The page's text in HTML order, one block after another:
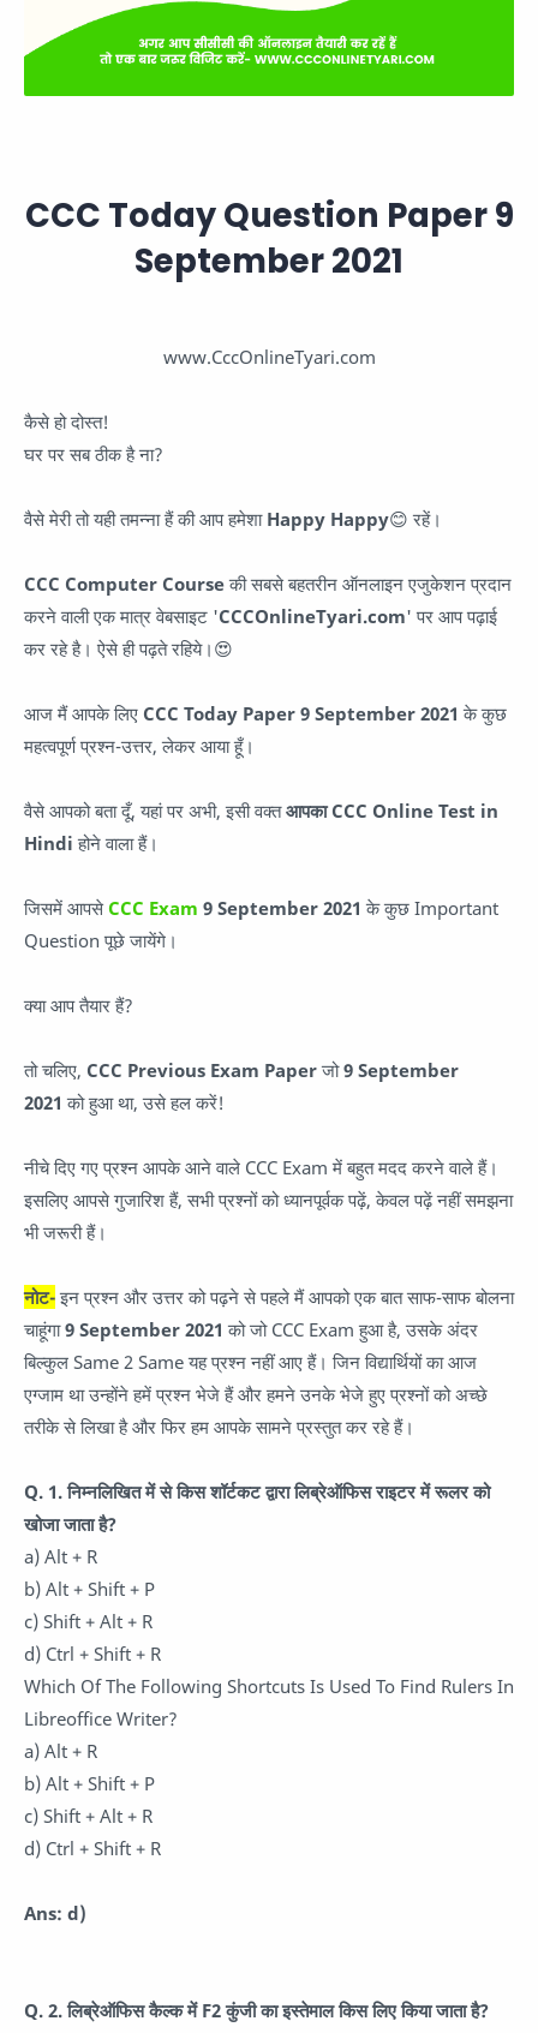
CCC Today Question Paper 9
September 2021
www.CccOnlineTyari.com
कैसे हो दोस्त!
घर पर सब ठीक है ना?
वैसे मेरी तो यही तमन्ना हैं की आप हमेशा Happy Happy😊 रहें।
CCC Computer Courseकी सबसे बहतरीन ऑनलाइन एजुकेशन प्रदान
करने वाली एक मात्र वेबसाइट 'CCCOnlineTyari.com' पर आप पढ़ाई
कर रहे है। ऐसे ही पढ़ते रहिये।😍
आज मैं आपके लिए CCC Today Paper 9 September 2021 के कुछ
महत्वपूर्ण प्रश्न-उत्तर, लेकर आया हूँ।
वैसे आपको बता दूँ, यहां पर अभी, इसी वक्तआपका CCC Online Test in
Hindi होने वाला हैं।
जिसमें आपसेCCC Exam 9 September 2021 के कुछ Important
Question पूछे जायेंगे।
क्या आप तैयार हैं?
तो चलिए, CCC Previous Exam Paperजो9 September
2021 को हुआ था, उसे हल करें!
नीचे दिए गए प्रश्न आपके आने वाले CCC Exam में बहुत मदद करने वाले हैं।
इसलिए आपसे गुजारिश हैं, सभी प्रश्नों को ध्यानपूर्वक पढ़ें, केवल पढ़ें नहीं समझना
भी जरूरी हैं।
नोट-इन प्रश्न और उत्तर को पढ़ने से पहले मैं आपको एक बात साफ-साफ बोलना
चाहूंगा9 September 2021 को जो CCC Exam हुआ है, उसके अंदर
बिल्कुल Same 2 Same यह प्रश्न नहीं आए हैं। जिन विद्यार्थियों का आज
एग्जाम था उन्होंने हमें प्रश्न भेजे हैं और हमने उनके भेजे हुए प्रश्नों को अच्छे
तरीके से लिखा है और फिर हम आपके सामने प्रस्तुत कर रहे हैं।
Q. 1. निम्नलिखित में से किस शॉर्टकट द्वारा लिब्रेऑफिस राइटर में रूलर को
खोजा जाता है?
a) Alt + R
b) Alt + Shift + P
c) Shift + Alt + R
d) Ctrl + Shift + R
Which Of The Following Shortcuts Is Used To Find Rulers In
Libreoffice Writer?
a) Alt + R
b) Alt + Shift + P
c) Shift + Alt + R
d) Ctrl + Shift + R
Ans: d)
Q. 2. लिब्रेऑफिस कैल्क में F2 कुंजी का इस्तेमाल किस लिए किया जाता है?